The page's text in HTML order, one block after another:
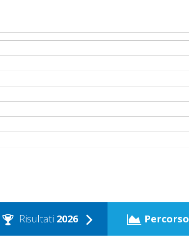
Risultati 2026 Percorso